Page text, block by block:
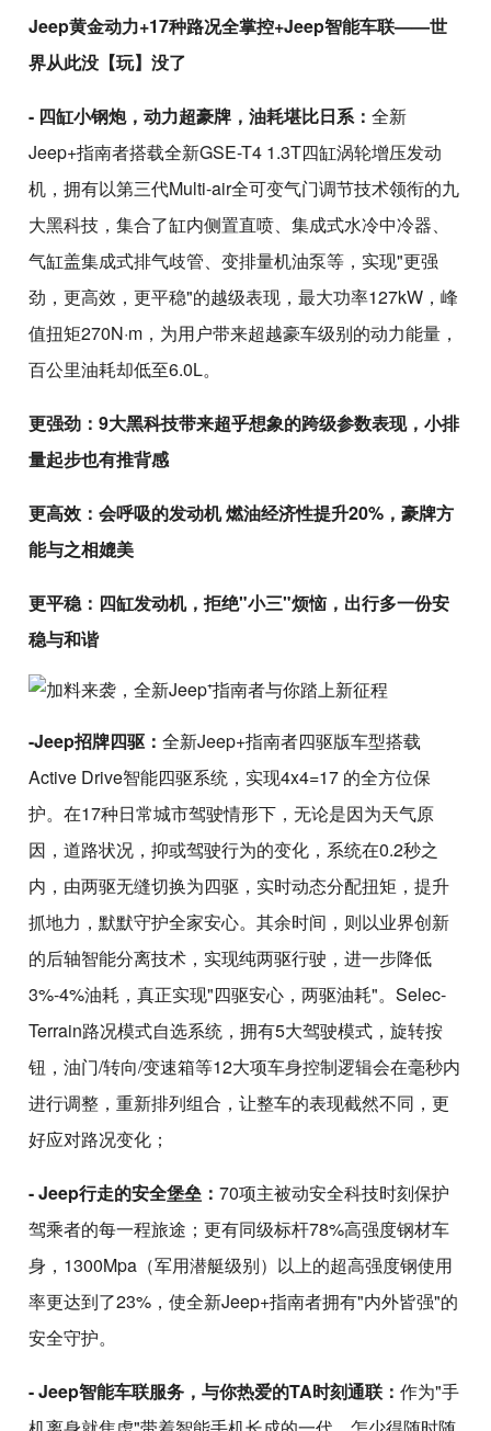
Jeep黄金动力+17种路况全掌控+Jeep智能车联——世
界从此没【玩】没了
- 四缸小钢炮，动力超豪牌，油耗堪比日系：全新
Jeep+指南者搭载全新GSE-T4 1.3T四缸涡轮增压发动
机，拥有以第三代Multi-air全可变气门调节技术领衔的九
大黑科技，集合了缸内侧置直喷、集成式水冷中冷器、
气缸盖集成式排气歧管、变排量机油泵等，实现"更强
劲，更高效，更平稳"的越级表现，最大功率127kW，峰
值扭矩270N·m，为用户带来超越豪车级别的动力能量，
百公里油耗却低至6.0L。
更强劲：9大黑科技带来超乎想象的跨级参数表现，小排
量起步也有推背感
更高效：会呼吸的发动机 燃油经济性提升20%，豪牌方
能与之相媲美
更平稳：四缸发动机，拒绝"小三"烦恼，出行多一份安
稳与和谐
-Jeep招牌四驱：全新Jeep+指南者四驱版车型搭载
Active Drive智能四驱系统，实现4x4=17 的全方位保
护。在17种日常城市驾驶情形下，无论是因为天气原
因，道路状况，抑或驾驶行为的变化，系统在0.2秒之
内，由两驱无缝切换为四驱，实时动态分配扭矩，提升
抓地力，默默守护全家安心。其余时间，则以业界创新
的后轴智能分离技术，实现纯两驱行驶，进一步降低
3%-4%油耗，真正实现"四驱安心，两驱油耗"。Selec-
Terrain路况模式自选系统，拥有5大驾驶模式，旋转按
钮，油门/转向/变速箱等12大项车身控制逻辑会在毫秒内
进行调整，重新排列组合，让整车的表现截然不同，更
好应对路况变化；
- Jeep行走的安全堡垒：70项主被动安全科技时刻保护
驾乘者的每一程旅途；更有同级标杆78%高强度钢材车
身，1300Mpa（军用潜艇级别）以上的超高强度钢使用
率更达到了23%，使全新Jeep+指南者拥有"内外皆强"的
安全守护。
- Jeep智能车联服务，与你热爱的TA时刻通联：作为"手